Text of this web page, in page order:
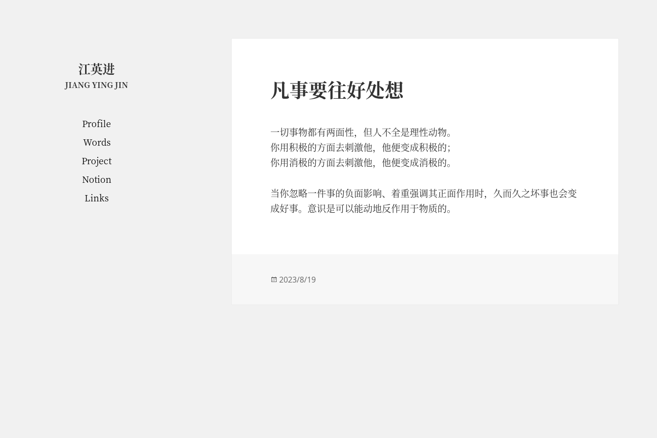
江英进
JIANG YING JIN
Profile
Words
Project
Notion
Links
凡事要往好处想
一切事物都有两面性，但人不全是理性动物。
你用积极的方面去刺激他，他便变成积极的；
你用消极的方面去刺激他，他便变成消极的。
当你忽略一件事的负面影响、着重强调其正面作用时，久而久之坏事也会变
成好事。意识是可以能动地反作用于物质的。
发
2023/8/19